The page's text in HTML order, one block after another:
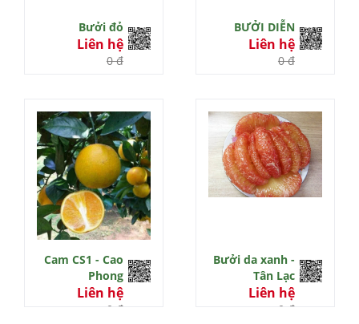
Bưởi đỏ
Liên hệ
0 đ
BƯỞI DIỄN
Liên hệ
0 đ
Cam CS1 - Cao
Phong
Liên hệ
0 đ
Bưởi da xanh -
Tân Lạc
Liên hệ
0 đ